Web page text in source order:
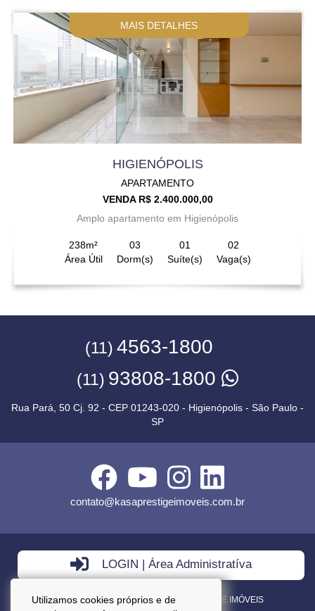
Utilizamos cookies próprios e de
MAIS DETALHES
HIGIENÓPOLIS
APARTAMENTO
VENDA R$ 2.400.000,00
Amplo apartamento em Higienópolis
238m²
Área Útil
03
Dorm(s)
01
Suíte(s)
02
Vaga(s)
(11) 4563-1800
(11) 93808-1800
Rua Pará, 50 Cj. 92 - CEP 01243-020 - Higienópolis - São Paulo -
SP
contato@kasaprestigeimoveis.com.br
LOGIN | Área Administratíva
VENDA - LOCAÇÃO - ADMINISTRAÇÃO DE IMÓVEIS